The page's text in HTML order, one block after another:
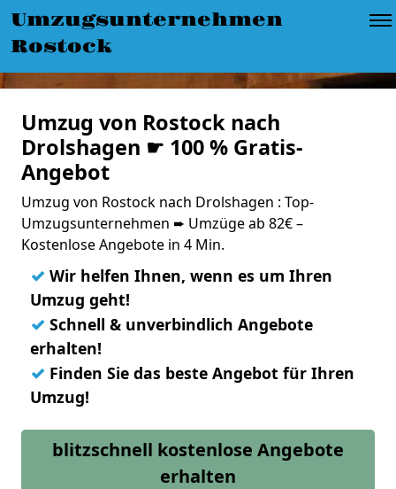
Umzugsunternehmen
Rostock
Umzug von Rostock nach
Drolshagen ☛ 100 % Gratis-
Angebot
Umzug von Rostock nach Drolshagen : Top-
Umzugsunternehmen ➨ Umzüge ab 82€ –
Kostenlose Angebote in 4 Min.
✓ Wir helfen Ihnen, wenn es um Ihren
Umzug geht!
✓ Schnell & unverbindlich Angebote
erhalten!
✓ Finden Sie das beste Angebot für Ihren
Umzug!
blitzschnell kostenlose Angebote
erhalten